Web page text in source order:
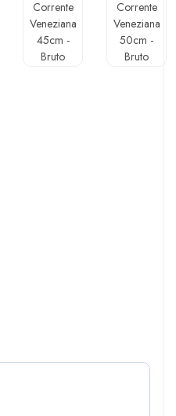
Corrente
Veneziana
45cm -
Bruto
Corrente
Veneziana
50cm -
Bruto